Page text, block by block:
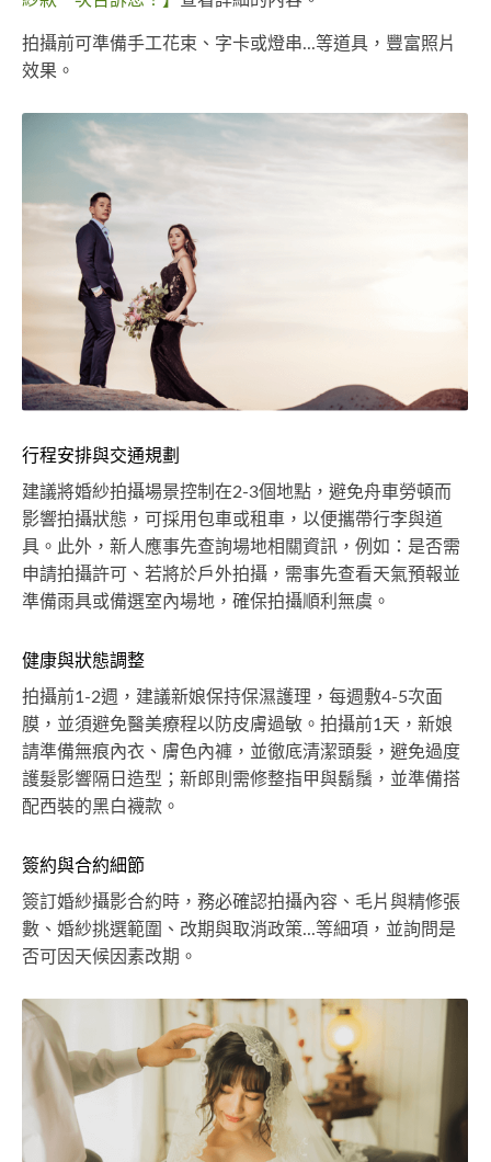
拍攝前可準備手工花束、字卡或燈串...等道具，豐富照片
效果。
行程安排與交通規劃
建議將婚紗拍攝場景控制在2-3個地點，避免舟車勞頓而
影響拍攝狀態，可採用包車或租車，以便攜帶行李與道
具。此外，新人應事先查詢場地相關資訊，例如：是否需
申請拍攝許可、若將於戶外拍攝，需事先查看天氣預報並
準備雨具或備選室內場地，確保拍攝順利無虞。
健康與狀態調整
拍攝前1-2週，建議新娘保持保濕護理，每週敷4-5次面
膜，並須避免醫美療程以防皮膚過敏。拍攝前1天，新娘
請準備無痕內衣、膚色內褲，並徹底清潔頭髮，避免過度
護髮影響隔日造型；新郎則需修整指甲與鬍鬚，並準備搭
配西裝的黑白襪款。
簽約與合約細節
簽訂婚紗攝影合約時，務必確認拍攝內容、毛片與精修張
數、婚紗挑選範圍、改期與取消政策...等細項，並詢問是
否可因天候因素改期。